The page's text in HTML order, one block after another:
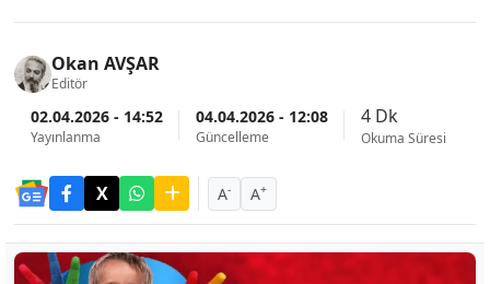
Okan AVŞAR
Editör
02.04.2026 - 14:52
Yayınlanma
04.04.2026 - 12:08
Güncelleme
4 Dk
Okuma Süresi
A- A+